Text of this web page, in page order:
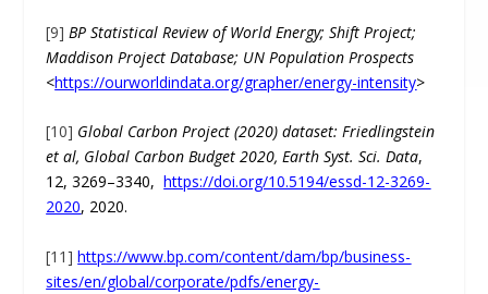
[9] BP Statistical Review of World Energy; Shift Project;
Maddison Project Database; UN Population Prospects
<https://ourworldindata.org/grapher/energy-intensity>
[10] Global Carbon Project (2020) dataset: Friedlingstein
et al, Global Carbon Budget 2020, Earth Syst. Sci. Data,
12, 3269–3340,https://doi.org/10.5194/essd-12-3269-
2020, 2020.
[11] https://www.bp.com/content/dam/bp/business-
sites/en/global/corporate/pdfs/energy-